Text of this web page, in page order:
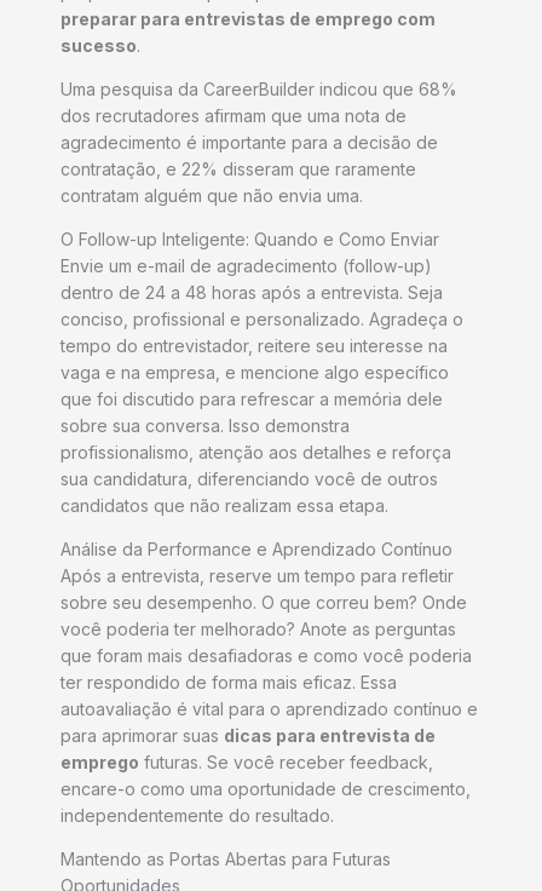
preparar para entrevistas de emprego com
sucesso.
Uma pesquisa da CareerBuilder indicou que 68%
dos recrutadores afirmam que uma nota de
agradecimento é importante para a decisão de
contratação, e 22% disseram que raramente
contratam alguém que não envia uma.
O Follow-up Inteligente: Quando e Como Enviar
Envie um e-mail de agradecimento (follow-up)
dentro de 24 a 48 horas após a entrevista. Seja
conciso, profissional e personalizado. Agradeça o
tempo do entrevistador, reitere seu interesse na
vaga e na empresa, e mencione algo específico
que foi discutido para refrescar a memória dele
sobre sua conversa. Isso demonstra
profissionalismo, atenção aos detalhes e reforça
sua candidatura, diferenciando você de outros
candidatos que não realizam essa etapa.
Análise da Performance e Aprendizado Contínuo
Após a entrevista, reserve um tempo para refletir
sobre seu desempenho. O que correu bem? Onde
você poderia ter melhorado? Anote as perguntas
que foram mais desafiadoras e como você poderia
ter respondido de forma mais eficaz. Essa
autoavaliação é vital para o aprendizado contínuo e
para aprimorar suas dicas para entrevista de
emprego futuras. Se você receber feedback,
encare-o como uma oportunidade de crescimento,
independentemente do resultado.
Mantendo as Portas Abertas para Futuras
Oportunidades